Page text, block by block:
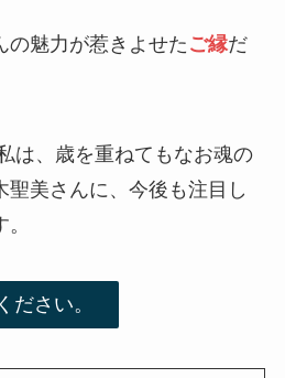
の魅力が惹きよせた ご縁だ
は、歳を重ねてもなお魂の
聖美さんに、今後も注目し
ださい。